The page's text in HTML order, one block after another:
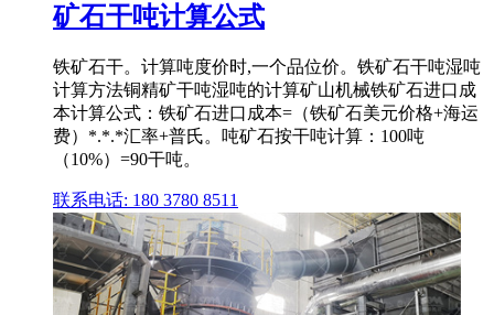
矿石干吨计算公式
铁矿石干。计算吨度价时,一个品位价。铁矿石干吨湿吨
计算方法铜精矿干吨湿吨的计算矿山机械铁矿石进口成
本计算公式：铁矿石进口成本=（铁矿石美元价格+海运
费）*.*.*汇率+普氏。吨矿石按干吨计算：100吨
（10%）=90干吨。
联系电话: 180 3780 8511